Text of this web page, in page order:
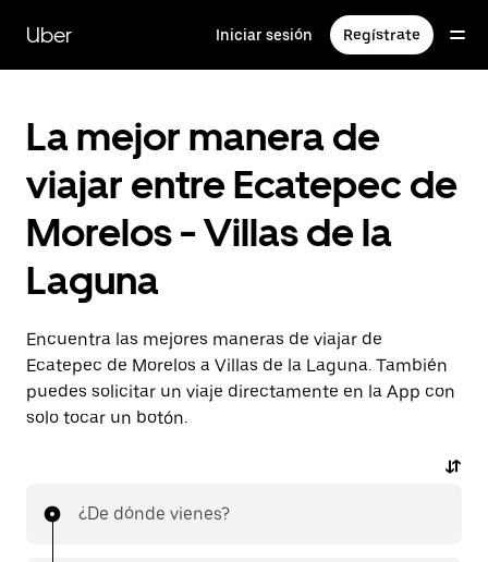
contenido
principal
Uber Iniciar sesión Regístrate
La mejor manera de
viajar entre Ecatepec de
Morelos - Villas de la
Laguna
Encuentra las mejores maneras de viajar de
Ecatepec de Morelos a Villas de la Laguna. También
puedes solicitar un viaje directamente en la App con
solo tocar un botón.
¿De dónde vienes?